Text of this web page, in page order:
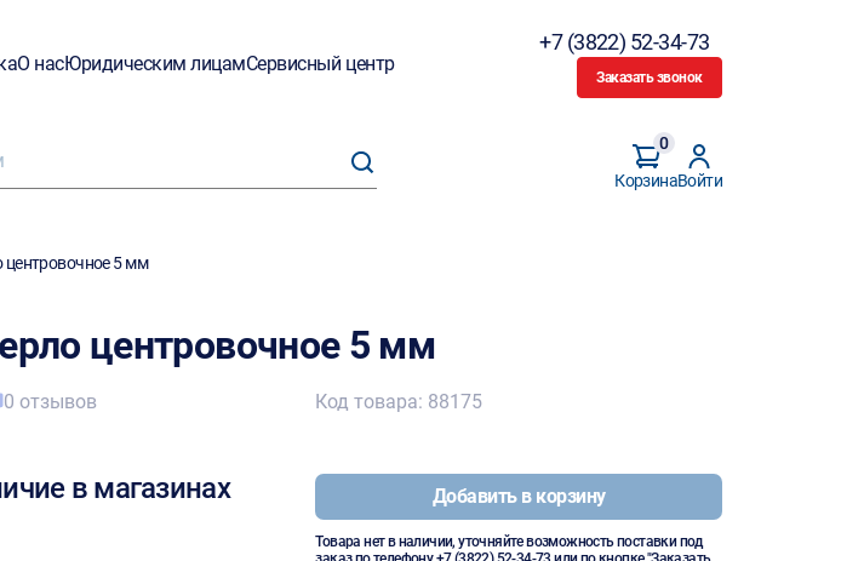
О насЮридическим лицамСервисный центр
+7 (3822) 52-34-73
Заказать звонок
Корзина
0
Войти
центровочное 5 мм
центровочное 5 мм
0 отзывов
в магазинах
Код товара: 88175
Добавить в корзину
Товара нет в наличии, уточняйте возможность поставки под